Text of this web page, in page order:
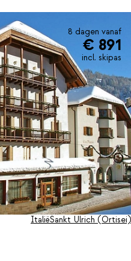
8 dagen vanaf
€ 891
incl. skipas
ItaliëSankt Ulrich (Ortisei)